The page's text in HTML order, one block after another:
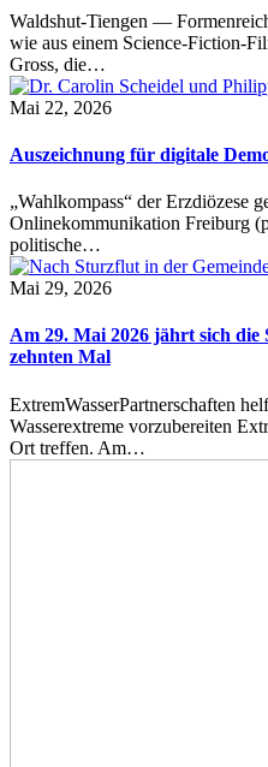
Waldshut-Tiengen —
wie aus einem Science-Fiction-
Gross, die…
Mai 22, 2026
Auszeichnung für digitale
„Wahlkompass“ der Erzdiözese
Onlinekommunikation Freiburg
politische…
Mai 29, 2026
Am 29. Mai 2026 jährt sich
zehnten Mal
ExtremWasserPartnerschaften
Wasserextreme vorzubereiten
Ort treffen. Am…